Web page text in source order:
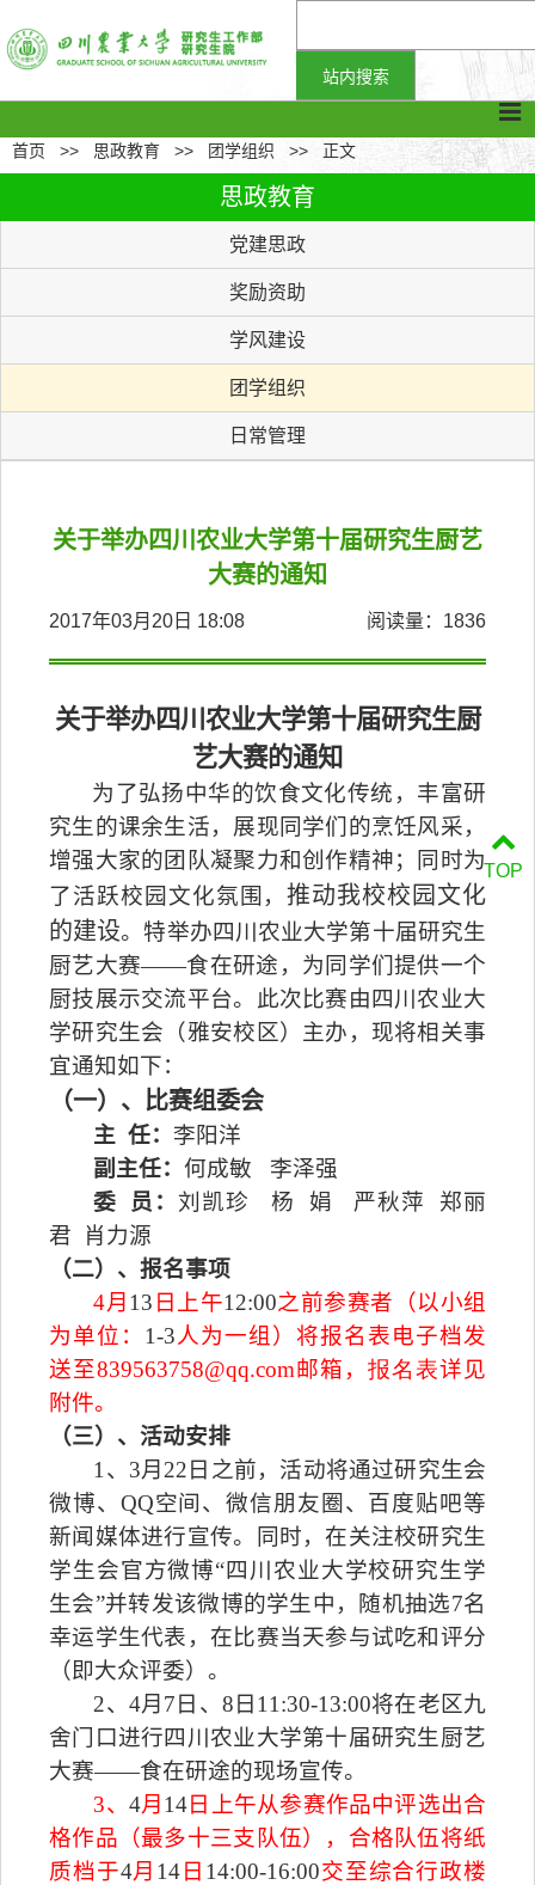
首页 >> 思政教育 >> 团学组织 >> 正文
思政教育
党建思政
奖励资助
学风建设
团学组织
日常管理
关于举办四川农业大学第十届研究生厨艺
大赛的通知
2017年03月20日 18:08 阅读量： 1836
关于举办四川农业大学第十届研究生厨
艺大赛的通知
为了弘扬中华的饮食文化传统，丰富研
究生的课余生活，展现同学们的烹饪风采，
增强大家的团队凝聚力和创作精神；同时为
了活跃校园文化氛围，推动我校校园文化
的建设。 特举办四川农业大学第十届研究生
厨艺大赛——食在研途，为同学们提供一个
厨技展示交流平台。此次比赛由四川农业大
学研究生会（雅安校区）主办，现将相关事
宜通知如下：
（一）、比赛组委会
主 任： 李阳洋
副主任： 何成敏
李泽强
委
员：刘凯珍 杨 娟 严秋萍
郑丽
君
肖力源
（二）、报名事项
4月 13 日 上午12:00之前参赛者（以小组
为单位： 1-3人为一组）将报名表电子档发
送至839563758@qq.com邮箱， 报名表详见
附件。
（三）、活动安排
1 、 3月 22 日 之前，活动将通过研究生会
微博、 QQ空间、微信朋友圈、百度贴吧等
新闻媒体进行宣传。同时，在关注校研究生
学生会官方微博“四川农业大学校研究生学
生会”并转发该微博的学生中，随机抽选7名
幸运学生代表，在比赛当天参与试吃和评分
（即大众评委）。
2、 4月 7 日 、 8 日 11:30-13:00将在老区九
舍门口进行四川农业大学第十届研究生厨艺
大赛——食在研途的现场宣传。
3、 4月 14日
上午从参赛作品中评选出合
格作品（最多十三支队伍）
，合格队伍将纸
质档于4月 14 日 14:00-16:00交至综合行政楼
TOP